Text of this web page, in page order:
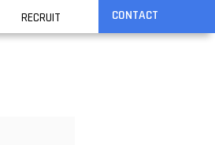
RECRUIT CONTACT